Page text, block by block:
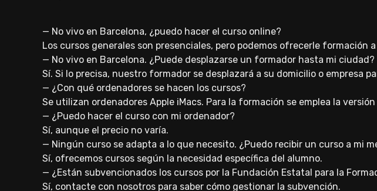
— No vivo en Barcelona, ¿puedo hacer el curso online?
Los cursos generales son presenciales, pero podemos ofrecerle formación
— No vivo en Barcelona. ¿Puede desplazarse un formador hasta mi ciudad?
Sí. Si lo precisa, nuestro formador se desplazará a su domicilio o empresa
— ¿Con qué ordenadores se hacen los cursos?
Se utilizan ordenadores Apple iMacs. Para la formación se emplea la versión
— ¿Puedo hacer el curso con mi ordenador?
Sí, aunque el precio no varía.
— Ningún curso se adapta a lo que necesito. ¿Puedo recibir un curso a mi
Sí, ofrecemos cursos según la necesidad específica del alumno.
— ¿Están subvencionados los cursos por la Fundación Estatal para la
Sí, contacte con nosotros para saber cómo gestionar la subvención.